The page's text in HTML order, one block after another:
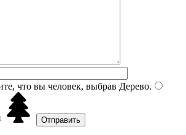
что вы человек, выбрав Дерево.